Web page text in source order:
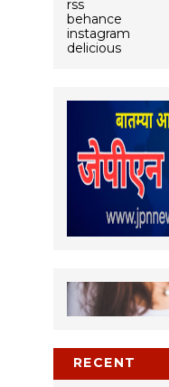
rss
behance
instagram
delicious
RECENT